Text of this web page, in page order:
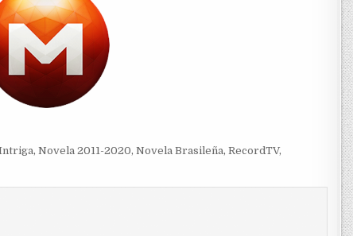
, Novela 2011-2020, Novela Brasileña, RecordTV,